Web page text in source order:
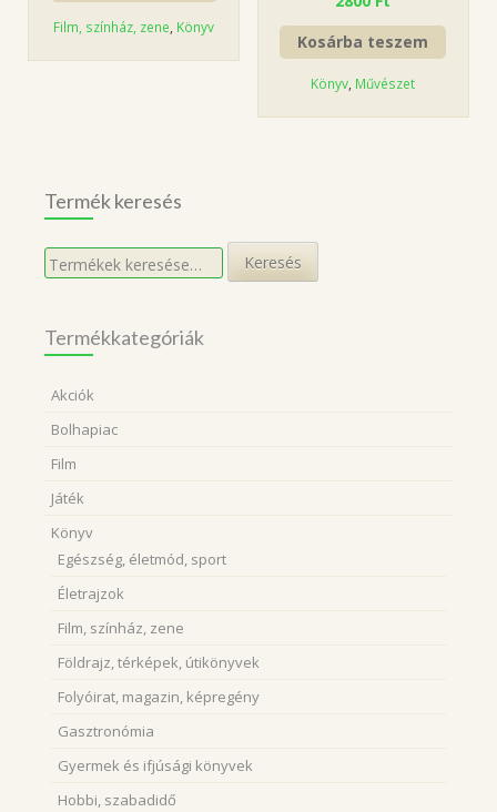
Film, színház, zene Könyv
Kosárba teszem
Könyv Művészet
Termék keresés
Keresés
a
Keresés
Termékkategóriák
Akciók
Bolhapiac
Film
Játék
Könyv
Egészség, életmód, sport
Életrajzok
Film, színház, zene
Földrajz, térképek, útikönyvek
Folyóirat, magazin, képregény
Gasztronómia
Gyermek és ifjúsági könyvek
Hobbi, szabadidő